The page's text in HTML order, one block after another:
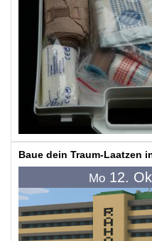
Baue dein Traum-Laatzen
Mo 12.